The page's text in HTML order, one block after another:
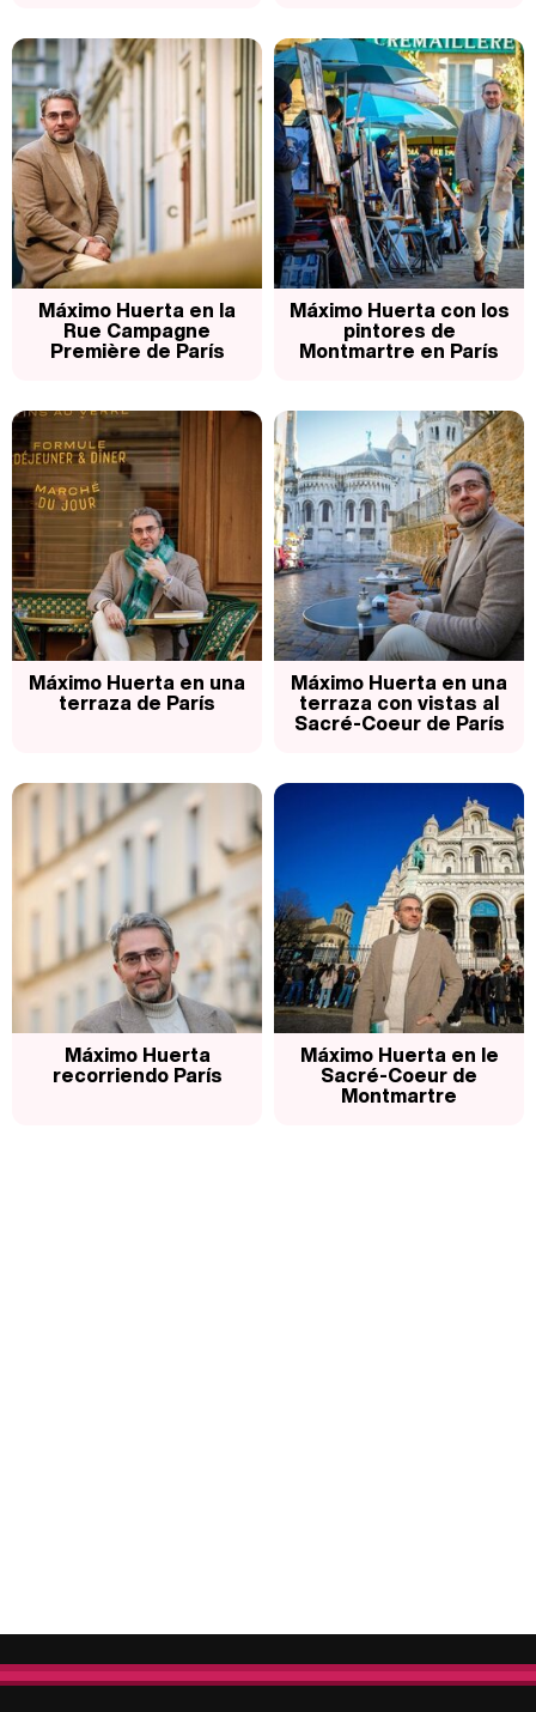
Máximo Huerta en la
Rue Campagne
Première de París
Máximo Huerta con los
pintores de
Montmartre en París
Máximo Huerta en una
terraza de París
Máximo Huerta en una
terraza con vistas al
Sacré-Coeur de París
Máximo Huerta
recorriendo París
Máximo Huerta en le
Sacré-Coeur de
Montmartre